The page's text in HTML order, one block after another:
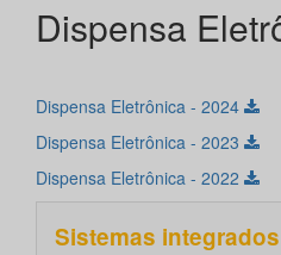
Dispensa
Dispensa Eletrônica - 2024
Dispensa Eletrônica - 2023
Dispensa Eletrônica - 2022
Sistemas integrados